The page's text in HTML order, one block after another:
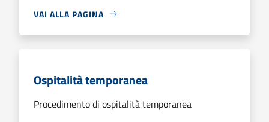
VAI ALLA PAGINA
Ospitalità temporanea
Procedimento di ospitalità temporanea